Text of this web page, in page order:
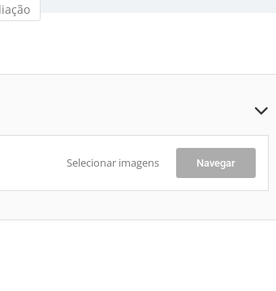
Selecionar imagens Navegar